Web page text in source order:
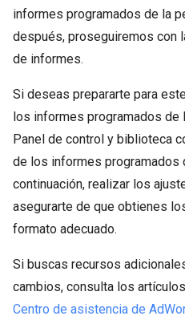
informes programados de la
después, proseguiremos con
de informes.
Si deseas prepararte para
los informes programados de
Panel de control y biblioteca
de los informes programados
continuación, realizar los
asegurarte de que obtienes
formato adecuado.
Si buscas recursos
cambios, consulta los
Centro de asistencia de